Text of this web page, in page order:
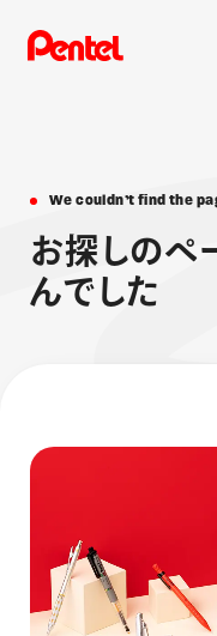
ブラ
その
We cou dn’t find the pa
お探 しのペ
んで した